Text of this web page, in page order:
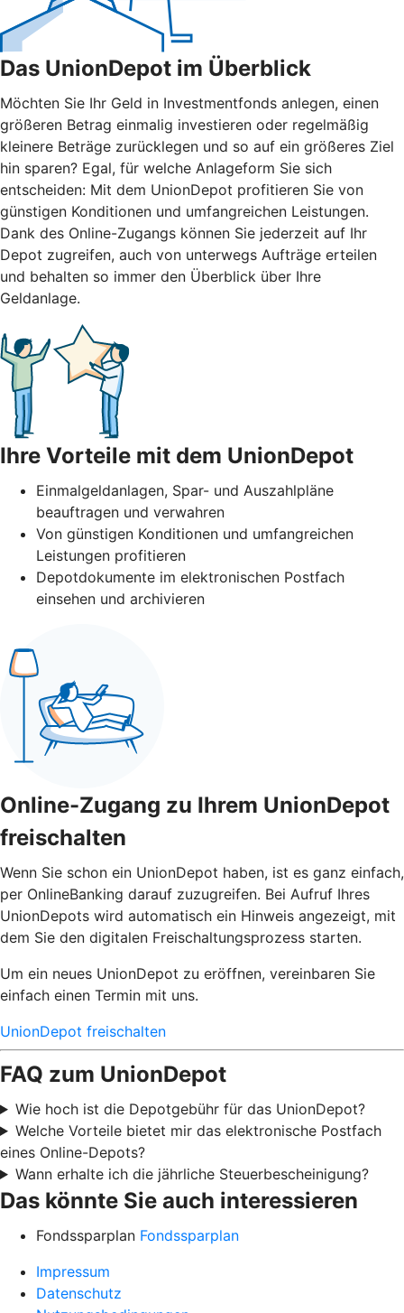
Das UnionDepot im Überblick
Möchten Sie Ihr Geld in Investmentfonds anlegen, einen
größeren Betrag einmalig investieren oder regelmäßig
kleinere Beträge zurücklegen und so auf ein größeres Ziel
hin sparen? Egal, für welche Anlageform Sie sich
entscheiden: Mit dem UnionDepot profitieren Sie von
günstigen Konditionen und umfangreichen Leistungen.
Dank des Online-Zugangs können Sie jederzeit auf Ihr
Depot zugreifen, auch von unterwegs Aufträge erteilen
und behalten so immer den Überblick über Ihre
Geldanlage.
Ihre Vorteile mit dem UnionDepot
Einmalgeldanlagen, Spar- und Auszahlpläne
beauftragen und verwahren
Von günstigen Konditionen und umfangreichen
Leistungen profitieren
Depotdokumente im elektronischen Postfach
einsehen und archivieren
Online-Zugang zu Ihrem UnionDepot
freischalten
Wenn Sie schon ein UnionDepot haben, ist es ganz einfach,
per OnlineBanking darauf zuzugreifen. Bei Aufruf Ihres
UnionDepots wird automatisch ein Hinweis angezeigt, mit
dem Sie den digitalen Freischaltungsprozess starten.
Um ein neues UnionDepot zu eröffnen, vereinbaren Sie
einfach einen Termin mit uns.
UnionDepot freischalten
FAQ zum UnionDepot
Wie hoch ist die Depotgebühr für das UnionDepot?
Welche Vorteile bietet mir das elektronische Postfach
eines Online-Depots?
Wann erhalte ich die jährliche Steuerbescheinigung?
Das könnte Sie auch interessieren
Fondssparplan Fondssparplan
Impressum
Datenschutz